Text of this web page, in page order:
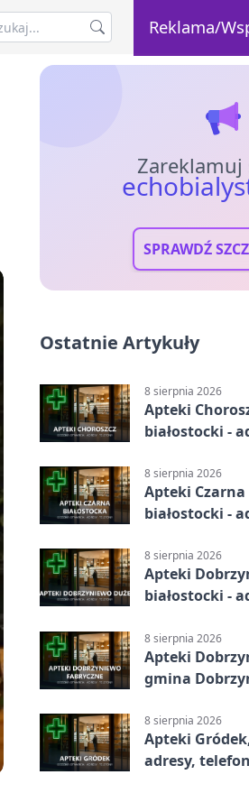
Reklama/
Zareklamuj
SPRAWDŹ
Ostatnie Artykuły
8 sierpnia 2026
Apteki
białostocki -
8 sierpnia 2026
Apteki
białostocki -
8 sierpnia 2026
Apteki
białostocki -
8 sierpnia 2026
Apteki
gmina
godziny
8 sierpnia 2026
Apteki
adresy,